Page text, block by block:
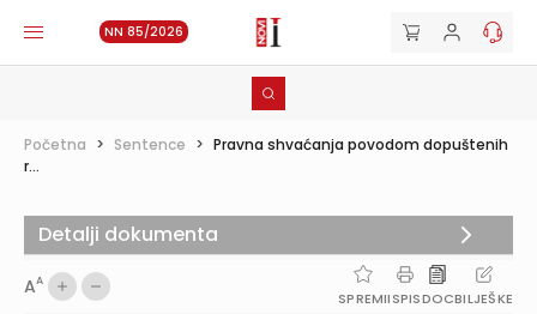
NN 85/2026
Početna > Sentence > Pravna shvaćanja povodom dopuštenih
r...
AA
SPREMIISPISDOCBILJEŠKE
Detalji dokumenta